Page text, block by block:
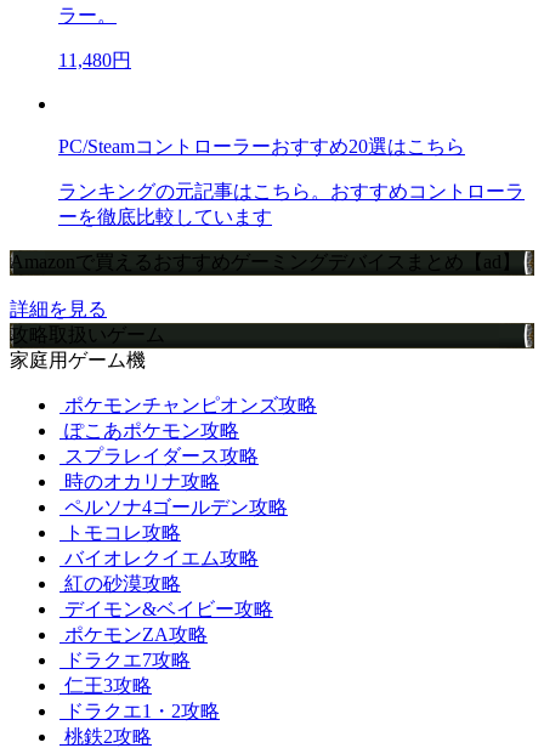
ラー。
11,480円
PC/Steamコントローラーおすすめ20選はこちら
ランキングの元記事はこちら。おすすめコントローラ
ーを徹底比較しています
Amazonで買えるおすすめゲーミングデバイスまとめ【ad】
詳細を見る
攻略取扱いゲーム
家庭用ゲーム機
ポケモンチャンピオンズ攻略
ぽこあポケモン攻略
スプラレイダース攻略
時のオカリナ攻略
ペルソナ4ゴールデン攻略
トモコレ攻略
バイオレクイエム攻略
紅の砂漠攻略
デイモン&ベイビー攻略
ポケモンZA攻略
ドラクエ7攻略
仁王3攻略
ドラクエ1・2攻略
桃鉄2攻略